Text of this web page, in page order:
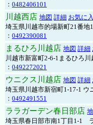
： 0482406101
川越西店 地図 詳細 お気に
埼玉県川越市的場新町21番地
： 0492390081
まるひろ川越店 地図 詳細
川越市新富町2-6-1まるひろ川
： 0492272021
ウニクス川越店 地図 詳細
埼玉県川越市新宿町1-17-1 ウ
： 0492491551
ララガーデン春日部店
埼玉県春日部市南1丁目1-1